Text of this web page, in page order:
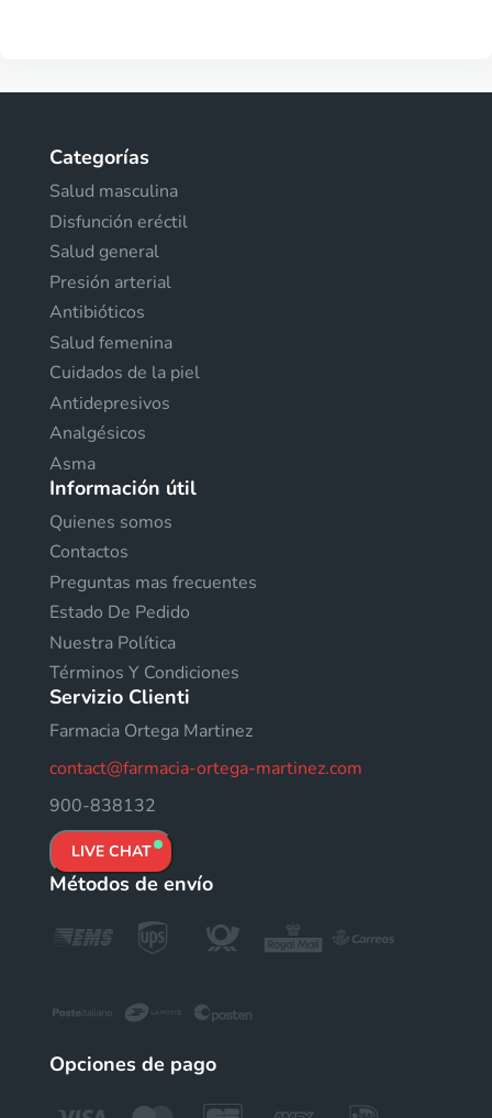
Categorías
Salud masculina
Disfunción eréctil
Salud general
Presión arterial
Antibióticos
Salud femenina
Cuidados de la piel
Antidepresivos
Analgésicos
Asma
Información útil
Quienes somos
Contactos
Preguntas mas frecuentes
Estado De Pedido
Nuestra Política
Términos Y Condiciones
Servizio Clienti
Farmacia Ortega Martinez
contact@farmacia-ortega-martinez.com
900-838132
LIVE CHAT
Métodos de envío
Opciones de pago